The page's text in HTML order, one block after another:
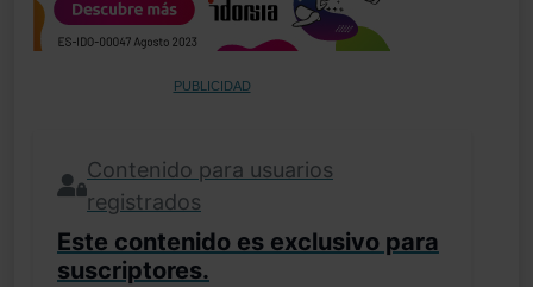
PUBLICIDAD
Contenido para usuarios
registrados
Este contenido es exclusivo para
suscriptores.